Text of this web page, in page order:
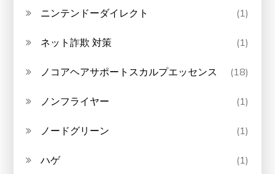
ニンテンドーダイレクト (1)
ネット詐欺 対策 (1)
ノコアヘアサポートスカルプエッセンス (18)
ノンフライヤー (1)
ノードグリーン (1)
ハゲ (1)